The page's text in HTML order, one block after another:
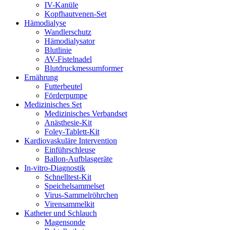
IV-Kanüle
Kopfhautvenen-Set
Hämodialyse
Wandlerschutz
Hämodialysator
Blutlinie
AV-Fistelnadel
Blutdruckmessumformer
Ernährung
Futterbeutel
Förderpumpe
Medizinisches Set
Medizinisches Verbandset
Anästhesie-Kit
Foley-Tablett-Kit
Kardiovaskuläre Intervention
Einführschleuse
Ballon-Aufblasgeräte
In-vitro-Diagnostik
Schnelltest-Kit
Speichelsammelset
Virus-Sammelröhrchen
Virensammelkit
Katheter und Schlauch
Magensonde